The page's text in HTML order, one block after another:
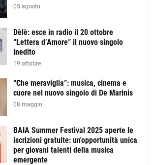
05 agosto
Dèlè: esce in radio il 20 ottobre
“Lettera d’Amore” il nuovo singolo
inedito
19 ottobre
“Che meraviglia”: musica, cinema e
cuore nel nuovo singolo di De Marinis
08 maggio
BAIA Summer Festival 2025 aperte le
iscrizioni gratuite: un'opportunità unica
per giovani talenti della musica
emergente